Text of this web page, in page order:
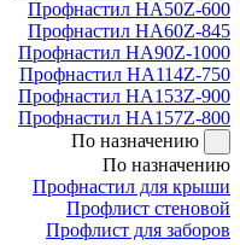
Профнастил НА50Z-600
Профнастил НА60Z-845
Профнастил НА90Z-1000
Профнастил НА114Z-750
Профнастил НА153Z-900
Профнастил НА157Z-800
По назначению
По назначению
Профнастил для крыши
Профлист стеновой
Профлист для заборов